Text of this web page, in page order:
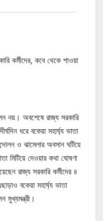
কর্মীদের, কবে থেকে পাওয়া
অবশেষে রাজ্য সরকারি
ধরে বকেয়া মহার্ঘ্য ভাতা
ও ঝামেলার অবসান ঘটিয়ে
মিটিয়ে দেওয়ার কথা ঘোষণা
রাজ্য সরকারি কর্মীদের ৪
বকেয়া মহার্ঘ্য ভাতা
মুখ্যমন্ত্রী।